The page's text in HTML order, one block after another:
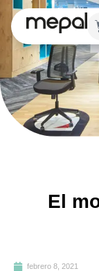
El
febrero 8, 2021